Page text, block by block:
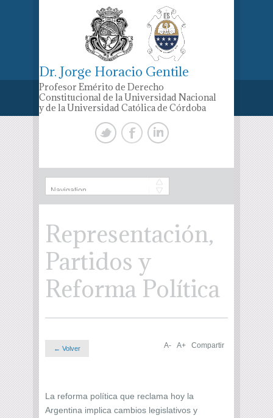
Dr. Jorge Horacio Gentile
Profesor Emérito de Derecho
Constitucional de la Universidad Nacional
y de la Universidad Católica de Córdoba
Representación,
Partidos y
Reforma Política
← Volver A- A+ Compartir
La reforma política que reclama hoy la
Argentina implica cambios legislativos y